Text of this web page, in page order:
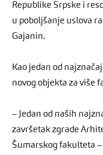
Republike Srpske i
u poboljšanje uslova
Gajanin.
Kao jedan od
novog objekta za više
– Jedan od naših
završetak zgrade
Šumarskog fakulteta